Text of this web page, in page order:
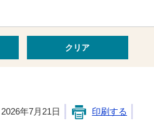
2026年7月21日 印刷する